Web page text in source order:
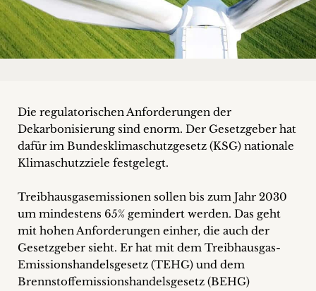
+
Blog
Podcasts
+
Team
Philosophie
Presseanfragen
Die regulatorischen Anforderungen der
Dekarbonisierung sind enorm. Der Gesetzgeber hat
dafür im Bundesklimaschutzgesetz (KSG) nationale
Klimaschutzziele festgelegt.
Treibhausgasemissionen sollen bis zum Jahr 2030
um mindestens 65% gemindert werden. Das geht
mit hohen Anforderungen einher, die auch der
Gesetzgeber sieht. Er hat mit dem Treibhausgas-
Emissionshandelsgesetz (TEHG) und dem
Brennstoff­emissionshandelsgesetz (BEHG)